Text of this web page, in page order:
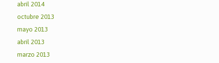
abril 2014
octubre 2013
mayo 2013
abril 2013
marzo 2013